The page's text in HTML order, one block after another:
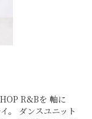
R&Bを 軸に
。 ダンスユニット